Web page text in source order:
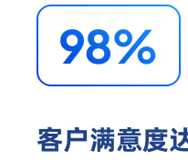
客户满意度